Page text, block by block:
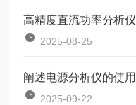
高精度直流功率分析
2025-08-25
阐述电源分析仪的使
2025-09-22